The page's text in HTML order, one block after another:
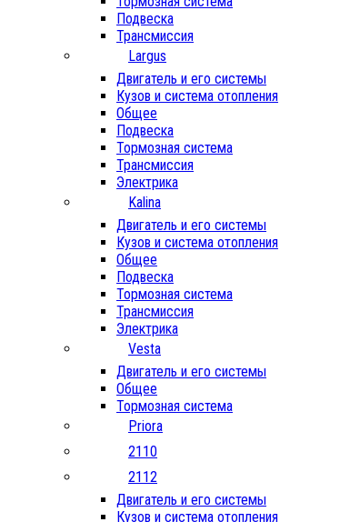
Подвеска
Трансмиссия
Largus
Двигатель и его системы
Кузов и система отопления
Общее
Подвеска
Тормозная система
Трансмиссия
Электрика
Kalina
Двигатель и его системы
Кузов и система отопления
Общее
Подвеска
Тормозная система
Трансмиссия
Электрика
Vesta
Двигатель и его системы
Общее
Тормозная система
Priora
2110
2112
Двигатель и его системы
Кузов и система отопления